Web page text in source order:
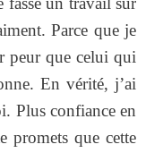
Parce que je
peur que celui qui
En vérité, j’ai
Plus confiance en
promets que cette